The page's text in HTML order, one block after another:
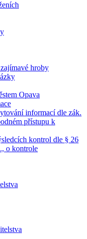
hroby
Opava
informací dle zák.
přístupu k
kontrol dle § 26
o kontrole